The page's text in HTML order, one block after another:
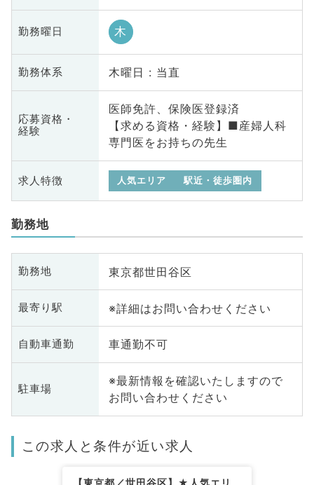
勤務曜日 木
勤務体系 木曜日 : 当直
応募資格・
経験
医師免許、保険医登録済
【求める資格・経験】■産婦人科
専門医をお持ちの先生
求人特徴 人気エリア 駅近・徒歩圏内
勤務地
勤務地 東京都世田谷区
最寄り駅 ※詳細はお問い合わせください
自動車通勤 車通勤不可
駐車場
※最新情報を確認いたしますので
お問い合わせください
この求人と条件が近い求人
【東京都／世田谷区】★人気エリ